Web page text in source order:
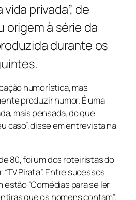
privada”, de
origem à série da
durante os
humorística, mas
produzir humor. É uma
mais pensada, do que
caso”, disse em entrevista na
80, foi um dos roteiristas do
Pirata”. Entre sucessos
“Comédias para se ler
que os homens contam”,